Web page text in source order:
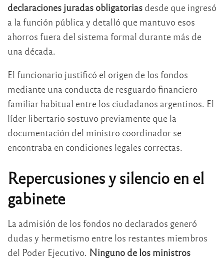
declaraciones juradas obligatorias desde que ingresó
a la función pública y detalló que mantuvo esos
ahorros fuera del sistema formal durante más de
una década.
El funcionario justificó el origen de los fondos
mediante una conducta de resguardo financiero
familiar habitual entre los ciudadanos argentinos. El
líder libertario sostuvo previamente que la
documentación del ministro coordinador se
encontraba en condiciones legales correctas.
Repercusiones y silencio en el
gabinete
La admisión de los fondos no declarados generó
dudas y hermetismo entre los restantes miembros
del Poder Ejecutivo. Ninguno de los ministros